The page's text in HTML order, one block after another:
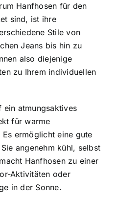
Hanfhosen für den
sind, ist ihre
Stile von
Jeans bis hin zu
also diejenige
zu Ihrem individuellen
ein atmungsaktives
für warme
ermöglicht eine gute
angenehm kühl, selbst
Hanfhosen zu einer
Aktivitäten oder
in der Sonne.